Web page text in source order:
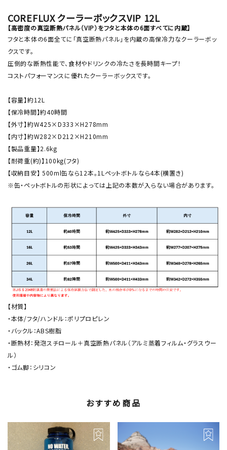
COREFLUX クーラーボックスVIP 12L
【高密度の真空断熱パネル（VIP）をフタと本体の6面すべてに内蔵】
フタと本体の6面全てに「真空断熱パネル」を内蔵の高保冷力なクーラーボッ
クスです。
圧倒的な断熱性能で、食材やドリンクの冷たさを長時間キープ！
コストパフォーマンスに優れたクーラーボックスです。
【容量】約12L
【保冷時間】約40時間
【外寸】約W425×D333×H278mm
【内寸】約W282×D212×H210mm
【製品重量】2.6kg
【耐荷重(約)】100kg(フタ)
【収納目安】 500ml缶なら12本。1Lペットボトルなら4本(横置き)
※缶・ペットボトルの形状によっては上記の本数が入らない場合があります。
【材質】
・本体/フタ/ハンドル：ポリプロピレン
・バックル：ABS樹脂
・断熱材：発泡スチロール＋真空断熱パネル（アルミ蒸着フィルム・グラスウー
ル）
・ゴム脚：シリコン
おすすめ商品